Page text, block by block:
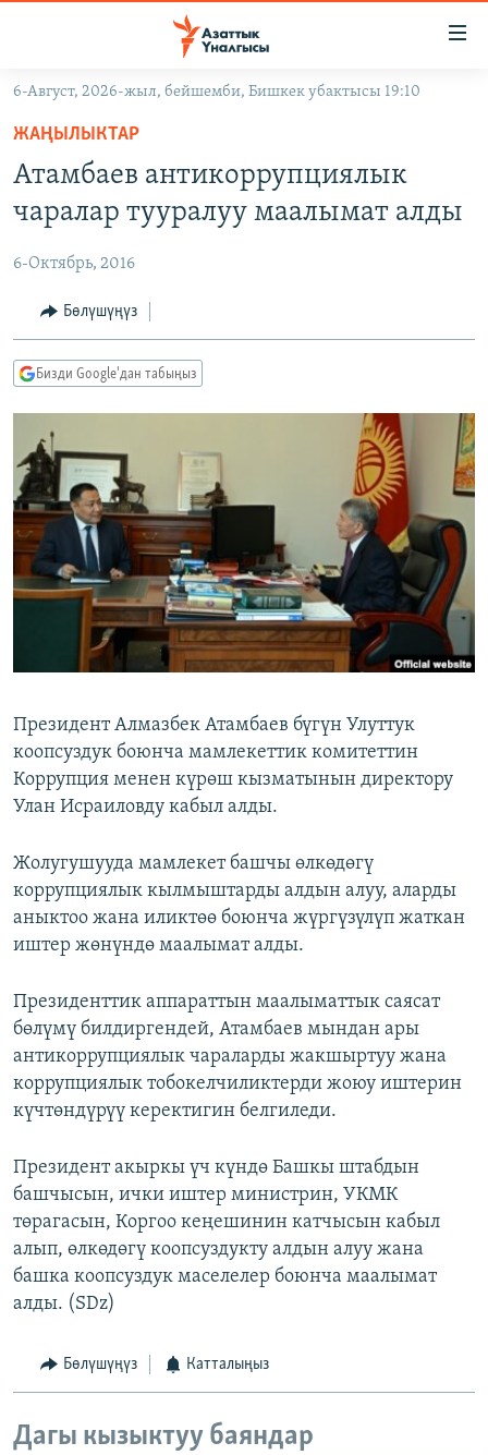
Навигацияга
өтүңүз
Издөөгө
салыңыз
КЫРГЫЗСТАН
ЭКОНОМИКА
МАДАНИЯТ
БОРБОР АЗИЯ
УКРАИНА
АТАЙЫН ИЛИКТӨӨ
ТВ ПРОГРАММАЛАР
ЭКСПЕРТТЕР ТАЛДАЙТ
БИЗ ЖАНА ДҮЙНӨ
ДАНИСТЕ
ЭЖЕ-СИҢДИЛЕР
АЗАТТЫК+
ЫҢГАЙСЫЗ СУРООЛОР
ӨЗГӨЧӨ ПИКИР
Русский
ОНЛАЙН ШЕРИНЕ
ЭЕ/АРнун бардык сайттары
6-Август, 2026-жыл, бейшемби, Бишкек убактысы 19:10
ЖАҢЫЛЫКТАР
Атамбаев антикоррупциялык
чаралар тууралуу маалымат алды
6-Октябрь, 2016
Бөлүшүңүз
Бизди Google'дан табыңыз
Президент Алмазбек Атамбаев бүгүн Улуттук
коопсуздук боюнча мамлекеттик комитеттин
Коррупция менен күрөш кызматынын директору
Улан Исраиловду кабыл алды.
Жолугушууда мамлекет башчы өлкөдөгү
коррупциялык кылмыштарды алдын алуу, аларды
аныктоо жана иликтөө боюнча жүргүзүлүп жаткан
иштер жөнүндө маалымат алды.
Президенттик аппараттын маалыматтык саясат
бөлүмү билдиргендей, Атамбаев мындан ары
антикоррупциялык чараларды жакшыртуу жана
коррупциялык тобокелчиликтерди жоюу иштерин
күчтөндүрүү керектигин белгиледи.
Президент акыркы үч күндө Башкы штабдын
башчысын, ички иштер министрин, УКМК
төрагасын, Коргоо кеңешинин катчысын кабыл
алып, өлкөдөгү коопсуздукту алдын алуу жана
башка коопсуздук маселелер боюнча маалымат
алды. (SDz)
Бөлүшүңүз Катталыңыз
Дагы кызыктуу баяндар